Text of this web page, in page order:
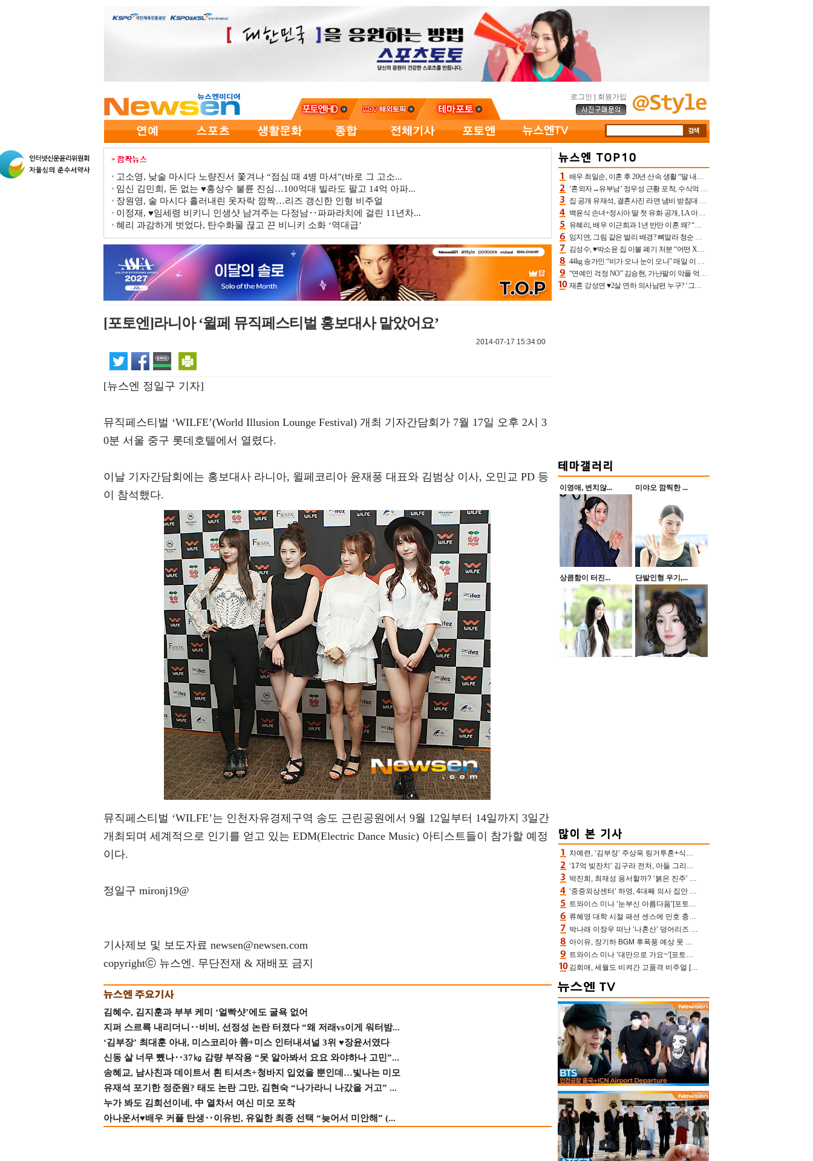
로그인 회원가입
고소영, 낮술 마시다 노량진서 쫓겨나 “점심 때 4병 마셔”(바로 그 고소...
임신 김민희, 돈 없는 ♥홍상수 불륜 진심…100억대 빌라도 팔고 14억 아파...
장원영, 술 마시다 흘러내린 옷자락 깜짝…리즈 갱신한 인형 비주얼
이정재, ♥임세령 비키니 인생샷 남겨주는 다정남‥파파라치에 걸린 11년차...
혜리 과감하게 벗었다, 탄수화물 끊고 끈 비니키 소화 ‘역대급’
[포토엔]라니아 ‘윌페 뮤직페스티벌 홍보대사 맡았어요’
2014-07-17 15:34:00
[뉴스엔 정일구 기자]
뮤직페스티벌 ‘WILFE’(World Illusion Lounge Festival) 개최 기자간담회가 7월 17일 오후 2시 3
0분 서울 중구 롯데호텔에서 열렸다.
이날 기자간담회에는 홍보대사 라니아, 윌페코리아 윤재풍 대표와 김범상 이사, 오민교 PD 등
이 참석했다.
뮤직페스티벌 ‘WILFE’는 인천자유경제구역 송도 근린공원에서 9월 12일부터 14일까지 3일간
개최되며 세계적으로 인기를 얻고 있는 EDM(Electric Dance Music) 아티스트들이 참가할 예정
이다.
정일구 mironj19@
기사제보 및 보도자료 newsen@newsen.com
copyrightⓒ 뉴스엔. 무단전재 & 재배포 금지
김혜수, 김지훈과 부부 케미 ‘얼빡샷’에도 굴욕 없어
지퍼 스르륵 내리더니‥비비, 선정성 논란 터졌다 “왜 저래vs이게 워터밤...
‘김부장’ 최대훈 아내, 미스코리아 善+미스 인터내셔널 3위 ♥장윤서였다
신동 살 너무 뺐나‥37㎏ 감량 부작용 “못 알아봐서 요요 와야하나 고민”...
송혜교, 남사친과 데이트서 흰 티셔츠+청바지 입었을 뿐인데…빛나는 미모
유재석 포기한 정준원? 태도 논란 그만, 김현숙 “나가라니 나갔을 거고” ...
누가 봐도 김희선이네, 中 열차서 여신 미모 포착
아나운서♥배우 커플 탄생‥이유빈, 유일한 최종 선택 “늦어서 미안해” (...
배우 최일순, 이혼 후 20년 산속 생활 “딸 내가 버렸다고 원망‥맘 아파”(특종)[어제TV]
‘혼외자→유부남’ 정우성 근황 포착, 수식억 해킹 피해 후배 만났다 “존경하는”
집 공개 유재석, 결혼사진 라면 냄비 받침대 되고 분노‥가족사진도 피해(놀뭐)[어제TV]
백윤식 손녀+정시아 딸 첫 유화 공개, LA 아트쇼→서울국제조각페스타 작가다운 수준급 실력
유혜리, 배우 이근희과 1년 반만 이혼 왜? “식칼 꽂고 의자 던져” 충격 폭로(특종)[어제TV]
임지연, 그림 같은 발리 배경? 뼈말라 청순 비키니 핏에 상대 안 되네
김성수, ♥박소윤 집 이불 폐기 처분 “어떤 X이랑 썼을지 몰라” 질투(신랑수업2)[어제TV]
44kg 송가인 “비가 오나 눈이 오나” 매일 이 운동, 허벅지 근육량 상승+체지방 감소
“연예인 걱정 NO” 김승현, 가난팔이 악플 억울할만‥아내+딸과 日 여행
재혼 강성연 ♥2살 연하 의사남편 누구? ‘그알’ 자문의에 훈남 비주얼 초엘리트 스펙 [종합]
이영애, 변치않... 미야오 깜찍한 ...
상큼함이 터진... 단발인형 우기,...
차예련, ‘김부장’ 주상욱 링거투혼+식스팩 비화 “옷 벗는데 아저씨는 안 된다고”(차장금)
‘17억 빚잔치’ 김구라 전처, 아들 그리는 “나 뿐인데” 친엄마 챙기는 효심 눈길
박진희, 최재성 용서할까? ‘붉은 진주’ 오늘(7일) 결말 나온다
‘중증외상센터’ 하영, 4대째 의사 집안 인증 “증조부, 고종 황제 진료”(옥문아)[어제TV]
트와이스 미나 ‘눈부신 아름다움’[포토엔HD]
류혜영 대학 시절 패션 센스에 민호 충격 “레몬색 레깅스에 다리 없는 줄”(나혼산)
박나래 이장우 떠난 ‘나혼산’ 덩어리즈 왔다, 1인 1케이크에 팜유 전현무 충격[어제TV]
아이유, 장기하 BGM 후폭풍 예상 못 했나‥삭제 오보→윤가이까지 엮여 시끌
트와이스 미나 ‘대만으로 가요~’[포토엔HD]
김희애, 세월도 비켜간 고품격 비주얼 [포토엔HD]